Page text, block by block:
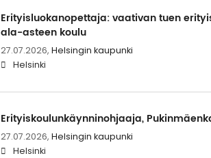
Erityisluokanopettaja: vaativan tuen
ala-asteen koulu
27.07.2026, Helsingin kaupunki
Helsinki
Erityiskoulunkäynninohjaaja,
27.07.2026, Helsingin kaupunki
Helsinki